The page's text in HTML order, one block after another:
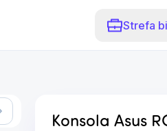
Strefa
Konsola Asus